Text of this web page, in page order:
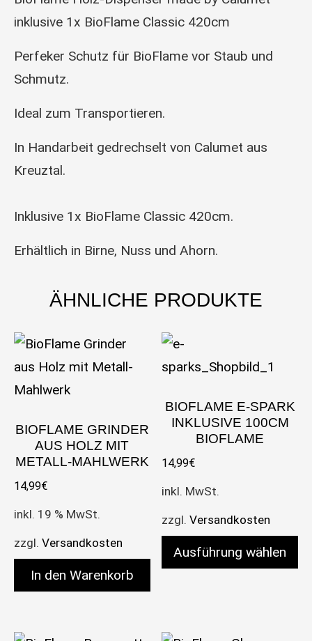
inklusive 1x BioFlame Classic 420cm
Perfeker Schutz für BioFlame vor Staub und
Schmutz.
Ideal zum Transportieren.
In Handarbeit gedrechselt von Calumet aus
Kreuztal.
Inklusive 1x BioFlame Classic 420cm.
Erhältlich in Birne, Nuss und Ahorn.
ÄHNLICHE PRODUKTE
BIOFLAME GRINDER
AUS HOLZ MIT
METALL-MAHLWERK
14,99€
inkl. 19 % MwSt.
zzgl. Versandkosten
In den Warenkorb
BIOFLAME E-SPARK
INKLUSIVE 100CM
BIOFLAME
14,99€
inkl. MwSt.
zzgl.Versandkosten
Ausführung wählen